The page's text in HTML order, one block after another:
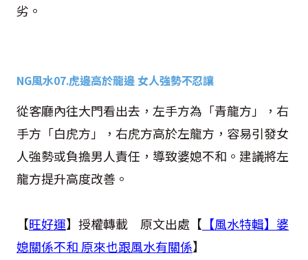
劣。
NG風水07.虎邊高於龍邊 女人強勢不忍讓
從客廳內往大門看出去，左手方為「青龍方」，右
手方「白虎方」，右虎方高於左龍方，容易引發女
人強勢或負擔男人責任，導致婆媳不和。建議將左
龍方提升高度改善。
【旺好運】授權轉載 原文出處【 【風水特輯】婆
媳關係不和 原來也跟風水有關係】